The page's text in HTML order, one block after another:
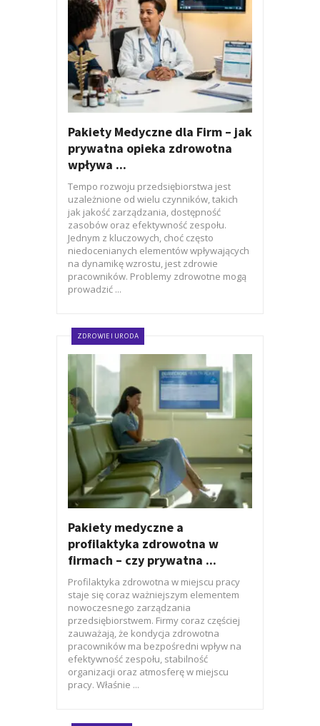
Pakiety Medyczne dla Firm – jak
prywatna opieka zdrowotna
wpływa ...
Tempo rozwoju przedsiębiorstwa jest
uzależnione od wielu czynników, takich
jak jakość zarządzania, dostępność
zasobów oraz efektywność zespołu.
Jednym z kluczowych, choć często
niedocenianych elementów wpływających
na dynamikę wzrostu, jest zdrowie
pracowników. Problemy zdrowotne mogą
prowadzić ...
ZDROWIE I URODA
Pakiety medyczne a
profilaktyka zdrowotna w
firmach – czy prywatna ...
Profilaktyka zdrowotna w miejscu pracy
staje się coraz ważniejszym elementem
nowoczesnego zarządzania
przedsiębiorstwem. Firmy coraz częściej
zauważają, że kondycja zdrowotna
pracowników ma bezpośredni wpływ na
efektywność zespołu, stabilność
organizacji oraz atmosferę w miejscu
pracy. Właśnie ...